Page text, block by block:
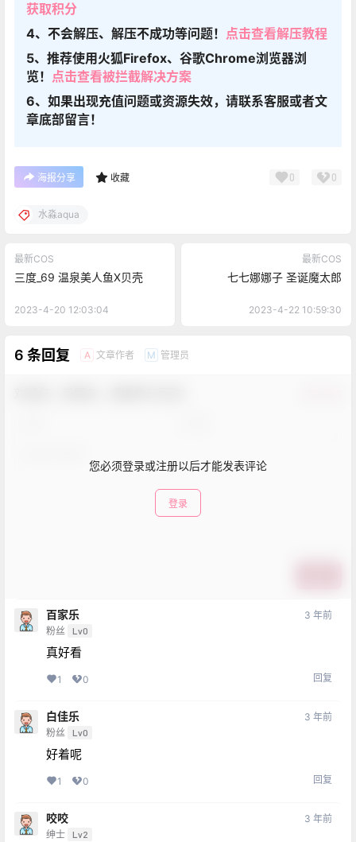
获取积分
4、不会解压、解压不成功等问题！ 点击查看解压教程
5、推荐使用火狐Firefox、谷歌Chrome浏览器浏
览！ 点击查看被拦截解决方案
6、如果出现充值问题或资源失效，请联系客服或者文
章底部留言！
海报分享 收藏 0 0
水淼aqua
最新COS
三度_69 温泉美人鱼X贝壳
2023-4-20 12:03:04
最新COS
七七娜娜子 圣诞魔太郎
2023-4-22 10:59:30
6 条回复 A 文章作者 M 管理员
您必须登录或注册以后才能发表评论
登录
百家乐
粉丝 Lv0
3 年前
真好看
1 0 回复
白佳乐
粉丝 Lv0
3 年前
好着呢
1 0 回复
咬咬
绅士 Lv2
3 年前